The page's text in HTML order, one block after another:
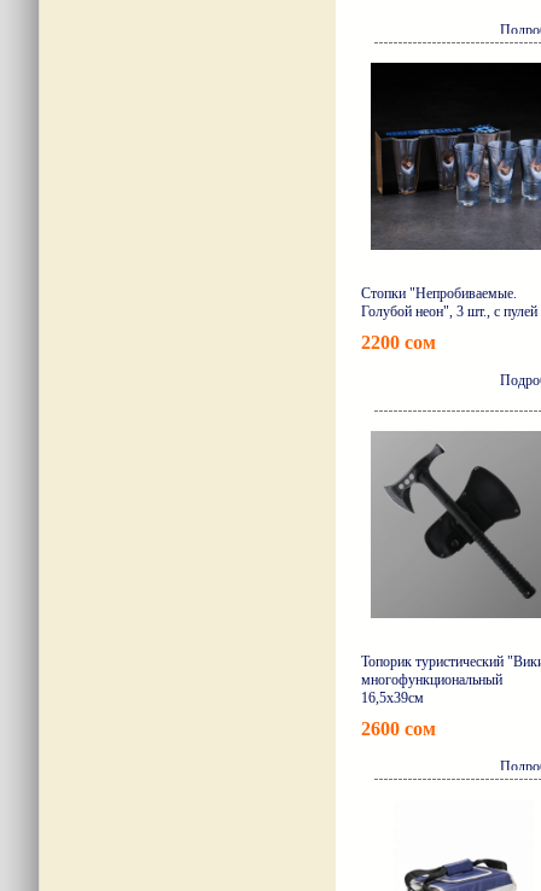
Стопки "Непробиваемые.
Голубой неон", 3 шт., с пулей
2200 сом
Топорик туристический
многофункциональный
16,5х39см
2600 сом